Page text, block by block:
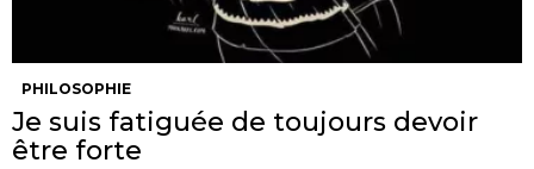
PHILOSOPHIE
Je suis fatiguée de toujours devoir
être forte